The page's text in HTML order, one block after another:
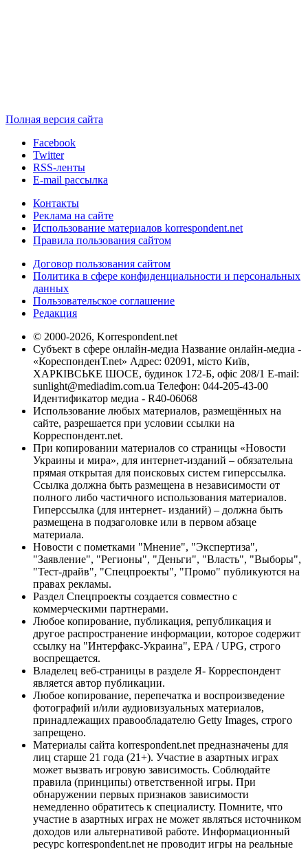
Полная версия сайта
Facebook
Twitter
RSS-ленты
E-mail рассылка
Контакты
Реклама на сайте
Использование материалов korrespondent.net
Правила пользования сайтом
Договор пользования сайтом
Политика в сфере конфиденциальности и персональных
данных
Пользовательское соглашение
Редакция
© 2000-2026, Korrespondent.net
Субъект в сфере онлайн-медиа Название онлайн-медиа -
«КореспонденТ.net» Адрес: 02091, місто Київ,
ХАРКІВСЬКЕ ШОСЕ, будинок 172-Б, офіс 208/1 E-mail:
sunlight@mediadim.com.ua Телефон: 044-205-43-00
Идентификатор медиа - R40-06068
Использование любых материалов, размещённых на
сайте, разрешается при условии ссылки на
Корреспондент.net.
При копировании материалов со страницы «Новости
Украины и мира», для интернет-изданий – обязательна
прямая открытая для поисковых систем гиперссылка.
Ссылка должна быть размещена в независимости от
полного либо частичного использования материалов.
Гиперссылка (для интернет- изданий) – должна быть
размещена в подзаголовке или в первом абзаце
материала.
Новости с пометками "Мнение", "Экспертиза",
"Заявление", "Регионы", "Деньги", "Власть", "Выборы",
"Тест-драйв", "Спецпроекты", "Промо" публикуются на
правах рекламы.
Раздел Спецпроекты создается совместно с
коммерческими партнерами.
Любое копирование, публикация, републикация и
другое распространение информации, которое содержит
ссылку на "Интерфакс-Украина", EPA / UPG, строго
воспрещается.
Владелец веб-страницы в разделе Я- Корреспондент
является автор публикации.
Любое копирование, перепечатка и воспроизведение
фотографий и/или аудиовизуальных материалов,
принадлежащих правообладателю Getty Images, строго
запрещено.
Материалы сайта korrespondent.net предназначены для
лиц старше 21 года (21+). Участие в азартных играх
может вызвать игровую зависимость. Соблюдайте
правила (принципы) ответственной игры. При
обнаружении первых признаков зависимости
немедленно обратитесь к специалисту. Помните, что
участие в азартных играх не может являться источником
доходов или альтернативой работе. Информационный
ресурс korrespondent.net не проводит игры на реальные